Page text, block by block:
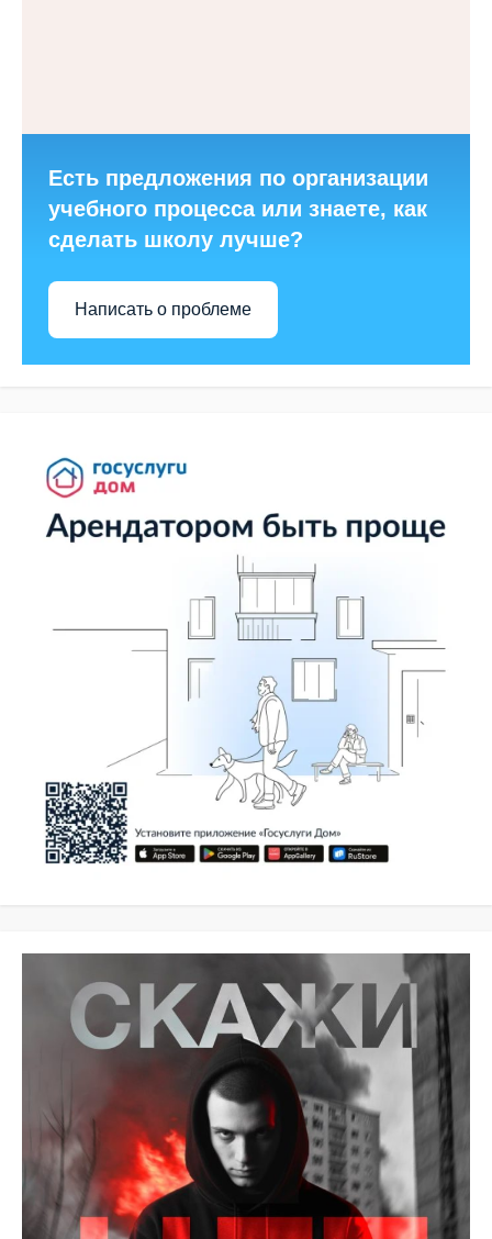
Есть предложения по организации
учебного процесса или знаете, как
сделать школу лучше?
Написать о проблеме